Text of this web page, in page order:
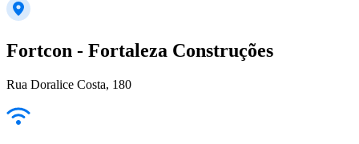
Fortcon - Fortaleza Construções
Rua Doralice Costa, 180